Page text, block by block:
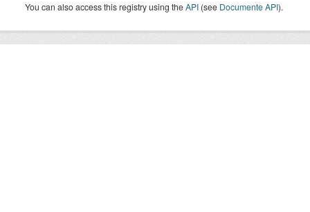
You can also access this registry using theAPI (see Documente API).